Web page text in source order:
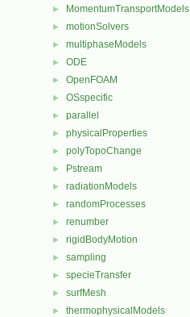
► MomentumTransportModels
► motionSolvers
► multiphaseModels
► ODE
► OpenFOAM
► OSspecific
► parallel
► physicalProperties
► polyTopoChange
► Pstream
► radiationModels
► randomProcesses
► renumber
► rigidBodyMotion
► sampling
► specieTransfer
► surfMesh
► thermophysicalModels